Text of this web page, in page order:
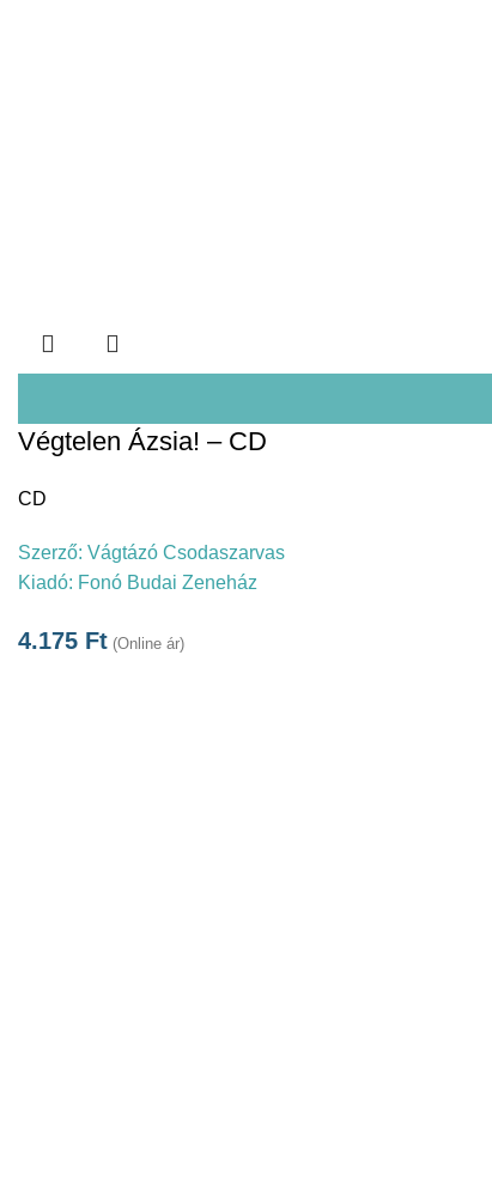
Végtelen Ázsia! – CD
CD
Szerző: Vágtázó Csodaszarvas
Kiadó: Fonó Budai Zeneház
4.175 Ft (Online ár)